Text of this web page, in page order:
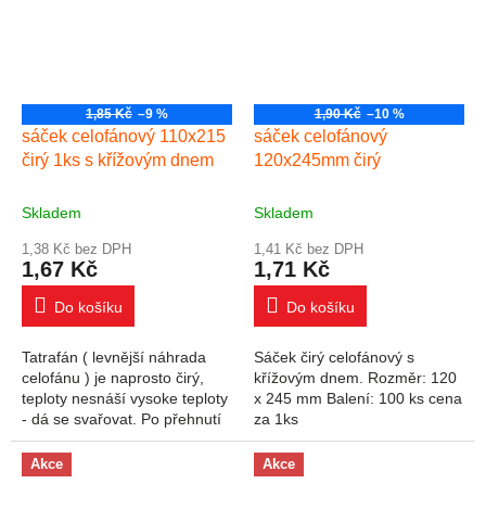
1,85 Kč –9 %
sáček celofánový 110x215
čirý 1ks s křížovým dnem
Skladem
1,38 Kč bez DPH
1,67 Kč
Do košíku
Tatrafán ( levnější náhrada
celofánu ) je naprosto čirý,
teploty nesnáší vysoke teploty
- dá se svařovat. Po přehnutí
se vrací do původního tvaru.
Celofán snáší vysoké...
1,90 Kč –10 %
sáček celofánový
120x245mm čirý
Skladem
1,41 Kč bez DPH
1,71 Kč
Do košíku
Sáček čirý celofánový s
křížovým dnem. Rozměr: 120
x 245 mm Balení: 100 ks cena
za 1ks
Akce Akce